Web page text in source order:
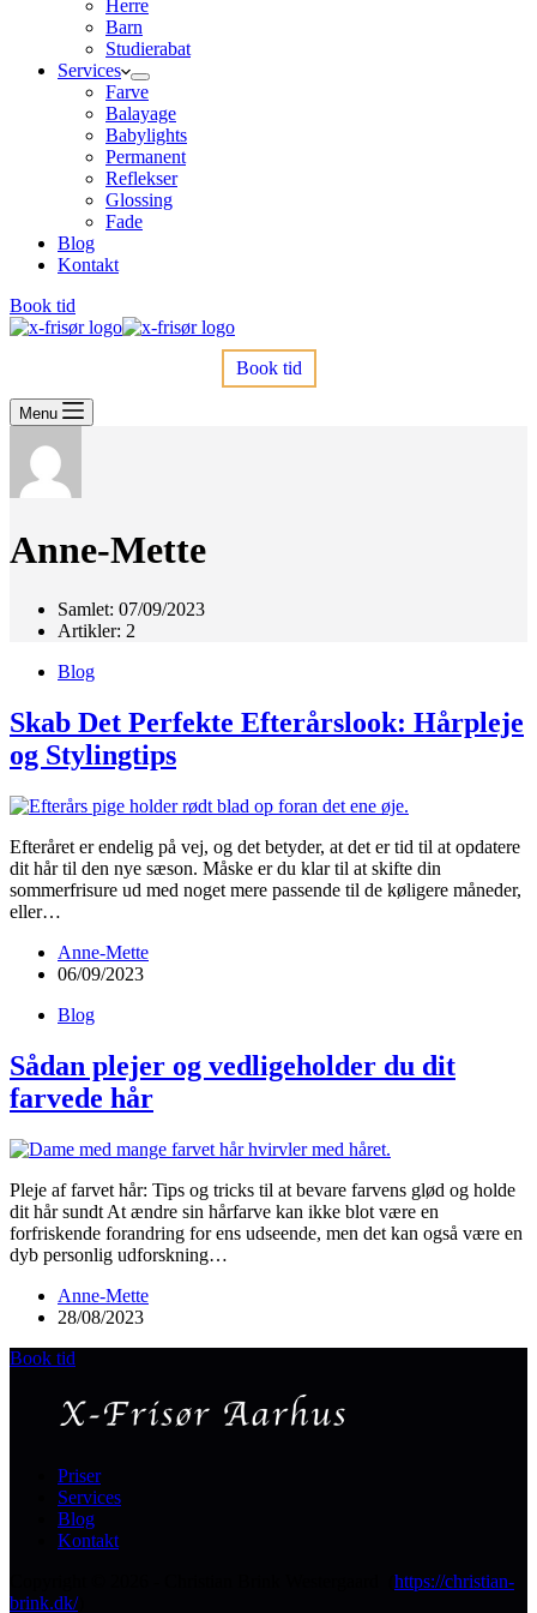
Herre
Barn
Studierabat
Services
Farve
Balayage
Babylights
Permanent
Reflekser
Glossing
Fade
Blog
Kontakt
Book tid
Book tid
Menu
Anne-Mette
Samlet: 07/09/2023
Artikler: 2
Blog
Skab Det Perfekte Efterårslook: Hårpleje
og Stylingtips
Efteråret er endelig på vej, og det betyder, at det er tid til at opdatere
dit hår til den nye sæson. Måske er du klar til at skifte din
sommerfrisure ud med noget mere passende til de køligere måneder,
eller…
Anne-Mette
06/09/2023
Blog
Sådan plejer og vedligeholder du dit
farvede hår
Pleje af farvet hår: Tips og tricks til at bevare farvens glød og holde
dit hår sundt At ændre sin hårfarve kan ikke blot være en
forfriskende forandring for ens udseende, men det kan også være en
dyb personlig udforskning…
Anne-Mette
28/08/2023
Book tid
Priser
Services
Blog
Kontakt
https://christian-
brink.dk/)